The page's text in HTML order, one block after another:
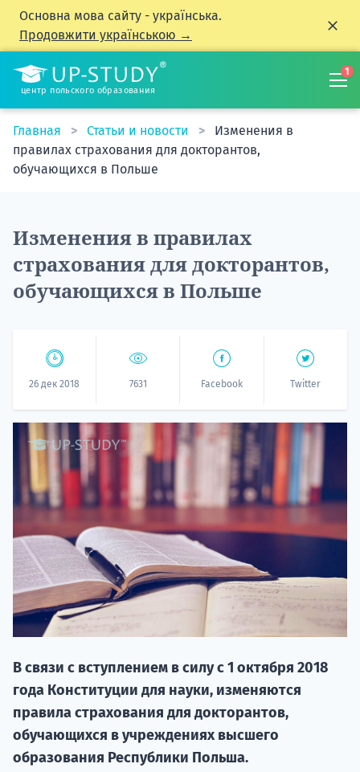
Основна мова сайту - українська.
Продовжити українською →
центр польского образования
1
Главная Статьи и новости
Изменения в
правилах страхования для докторантов,
обучающихся в Польше
Изменения в правилах
страхования для докторантов,
обучающихся в Польше
26 дек 2018 7631 Facebook Twitter
В связи с вступлением в силу с 1 октября 2018
года Конституции для науки, изменяются
правила страхования для докторантов,
обучающихся в учреждениях высшего
образования Республики Польша.